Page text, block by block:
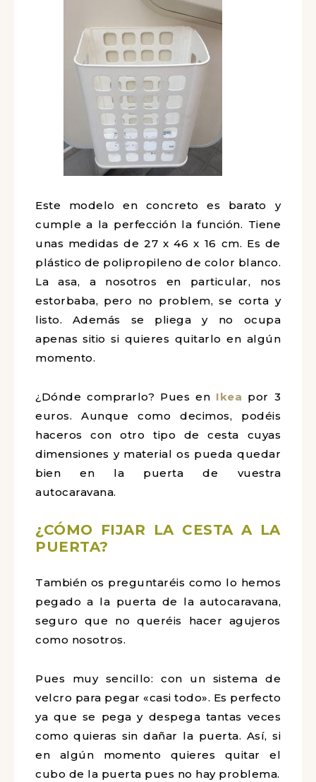
Este modelo en concreto es barato y
cumple a la perfección la función. Tiene
unas medidas de 27 x 46 x 16 cm. Es de
plástico de polipropileno de color blanco.
La asa, a nosotros en particular, nos
estorbaba, pero no problem, se corta y
listo. Además se pliega y no ocupa
apenas sitio si quieres quitarlo en algún
momento.
¿Dónde comprarlo? Pues en Ikea por 3
euros. Aunque como decimos, podéis
haceros con otro tipo de cesta cuyas
dimensiones y material os pueda quedar
bien en la puerta de vuestra
autocaravana.
¿CÓMO FIJAR LA CESTA A LA
PUERTA?
También os preguntaréis como lo hemos
pegado a la puerta de la autocaravana,
seguro que no queréis hacer agujeros
como nosotros.
Pues muy sencillo: con un sistema de
velcro para pegar «casi todo». Es perfecto
ya que se pega y despega tantas veces
como quieras sin dañar la puerta. Así, si
en algún momento quieres quitar el
cubo de la puerta pues no hay problema.